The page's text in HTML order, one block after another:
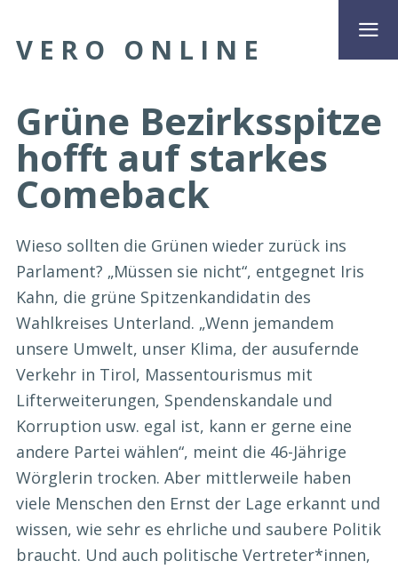
VERO ONLINE
Grüne Bezirksspitze
hofft auf starkes
Comeback
Wieso sollten die Grünen wieder zurück ins
Parlament? „Müssen sie nicht“, entgegnet Iris
Kahn, die grüne Spitzenkandidatin des
Wahlkreises Unterland. „Wenn jemandem
unsere Umwelt, unser Klima, der ausufernde
Verkehr in Tirol, Massentourismus mit
Lifterweiterungen, Spendenskandale und
Korruption usw. egal ist, kann er gerne eine
andere Partei wählen“, meint die 46-Jährige
Wörglerin trocken. Aber mittlerweile haben
viele Menschen den Ernst der Lage erkannt und
wissen, wie sehr es ehrliche und saubere Politik
braucht. Und auch politische Vertreter*innen,